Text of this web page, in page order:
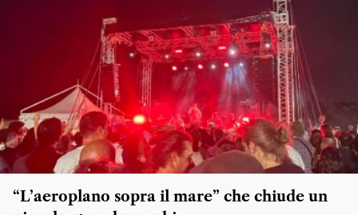
“L’aeroplano sopra il mare” che chiude un